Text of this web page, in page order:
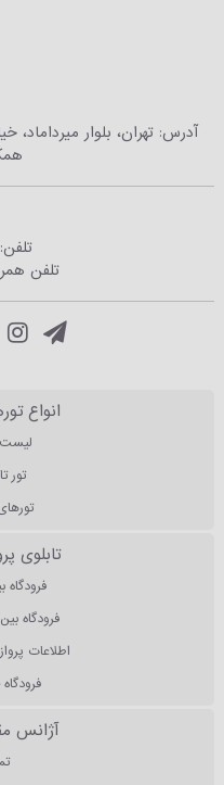
آدرس: تهران، بلوار
تلفن:
تلفن
انواع
تور
تابلوی
فرودگاه
فرودگاه
اطلاعات
آژانس